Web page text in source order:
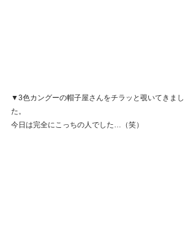
▼3色カングーの帽子屋さんをチラッと覗いてきまし
た。
今日は完全にこっちの人でした…（笑）